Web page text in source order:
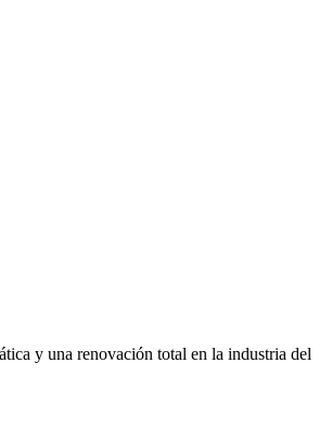
y una renovación total en la industria del